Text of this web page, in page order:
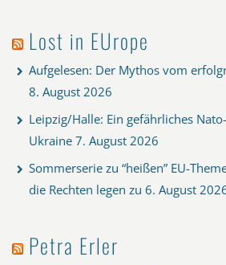
Lost in EUrope
Aufgelesen: Der Mythos vom
8. August 2026
Leipzig/Halle: Ein gefährliches
Ukraine 7. August 2026
Sommerserie zu “heißen” EU-
die Rechten legen zu 6. August
Petra Erler